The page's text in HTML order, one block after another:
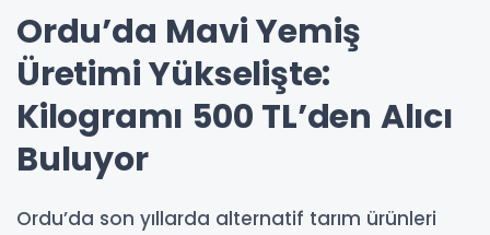
Ordu’da Mavi Yemiş
Üretimi Yükselişte:
Kilogramı 500 TL’den Alıcı
Buluyor
Ordu’da son yıllarda alternatif tarım ürünleri